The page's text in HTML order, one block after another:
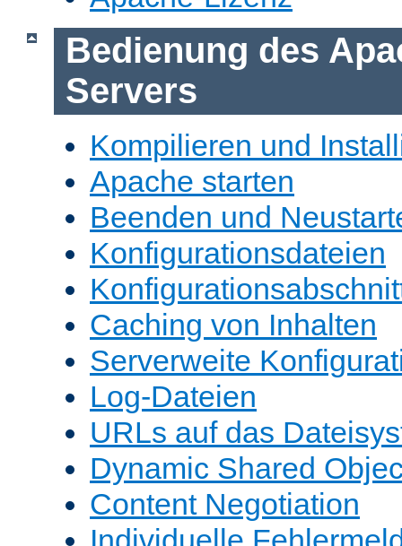
Bedienung des
Servers
Kompilieren und
Apache starten
Beenden und
Konfigurationsdateien
Caching von Inhalten
Serverweite
Log-Dateien
URLs auf das
Dynamic Shared
Content Negotiation